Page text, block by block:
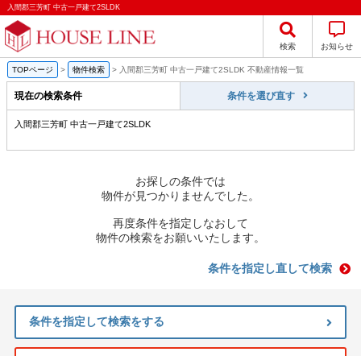
入間郡三芳町 中古一戸建て2SLDK
検索 お知らせ
TOPページ > 物件検索 > 入間郡三芳町 中古一戸建て2SLDK 不動産情報一覧
現在の検索条件 条件を選び直す
入間郡三芳町 中古一戸建て2SLDK
お探しの条件では
物件が見つかりませんでした。
再度条件を指定しなおして
物件の検索をお願いいたします。
条件を指定し直して検索
条件を指定して検索をする